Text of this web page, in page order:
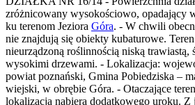
zróżnicowany wysokościowo, opadający
ku terenom Jeziora Góra. - W chwili
nie znajdują się obiekty kubaturowe.
nieurządzoną roślinnością niską
wysokimi drzewami. - Lokalizacja:
powiat poznański, Gmina Pobiedziska –
wiejski, w obrębie Góra. - Otaczające
lokalizacja nabiera dodatkowego uroku. Z